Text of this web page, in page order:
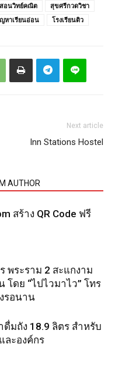
สอนวิทย์คณิต
สุขศรีกวดวิชา
หาเรียนอ่อน โรงเรียนติว
Next article
Inn Stations Hostel
AUTHOR
สร้าง QR Code ฟรี
พระราม 2 สะแกงาม
โดย “ไปไวมาไว” โทร
รอนาน
มถัง 18.9 ลิตร สำหรับ
ละองค์กร